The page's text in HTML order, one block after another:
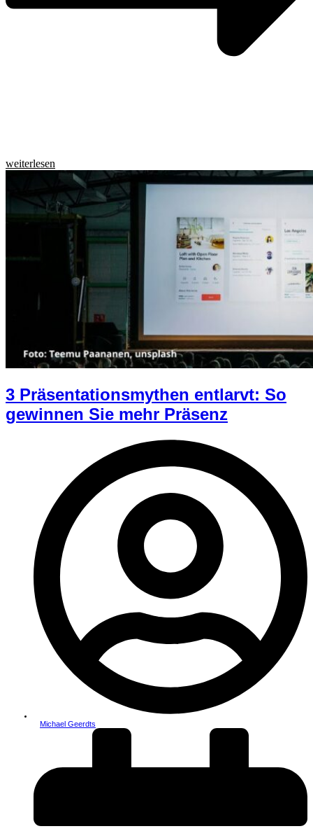
weiterlesen
3 Präsentationsmythen entlarvt: So
gewinnen Sie mehr Präsenz
Michael Geerdts